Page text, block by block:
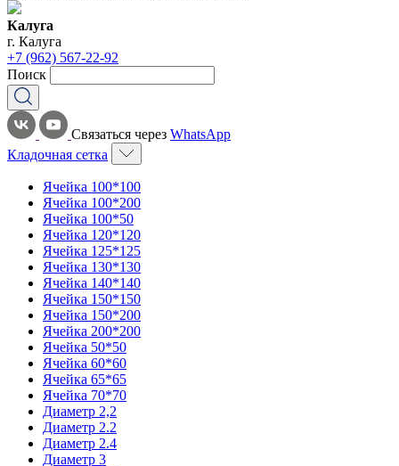
Калуга
г. Калуга
+7 (962) 567-22-92
Поиск
Связаться через WhatsApp
Кладочная сетка
Ячейка 100*100
Ячейка 100*200
Ячейка 100*50
Ячейка 120*120
Ячейка 125*125
Ячейка 130*130
Ячейка 140*140
Ячейка 150*150
Ячейка 150*200
Ячейка 200*200
Ячейка 50*50
Ячейка 60*60
Ячейка 65*65
Ячейка 70*70
Диаметр 2,2
Диаметр 2.2
Диаметр 2.4
Диаметр 3